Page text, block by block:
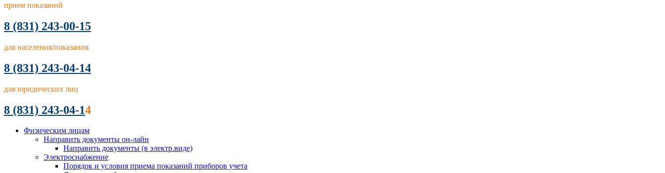
прием показаний
8 (831) 243-00-15
для населения/показания
8 (831) 243-04-14
для юридических лиц
8 (831) 243-04-14
Физическим лицам
Направить документы он-лайн
Направить документы (в электр.виде)
Электроснабжение
Порядок и условия приема показаний приборов учета